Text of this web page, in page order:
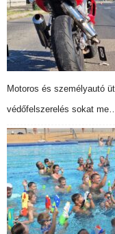
Motoros és személyautó
védőfelszerelés sokat me…